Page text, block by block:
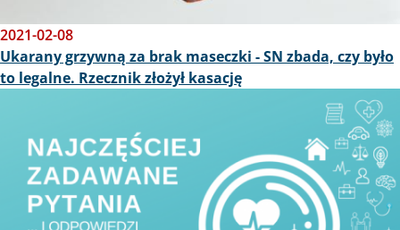
2021-02-08
Ukarany grzywną za brak maseczki - SN zbada, czy było
to legalne. Rzecznik złożył kasację